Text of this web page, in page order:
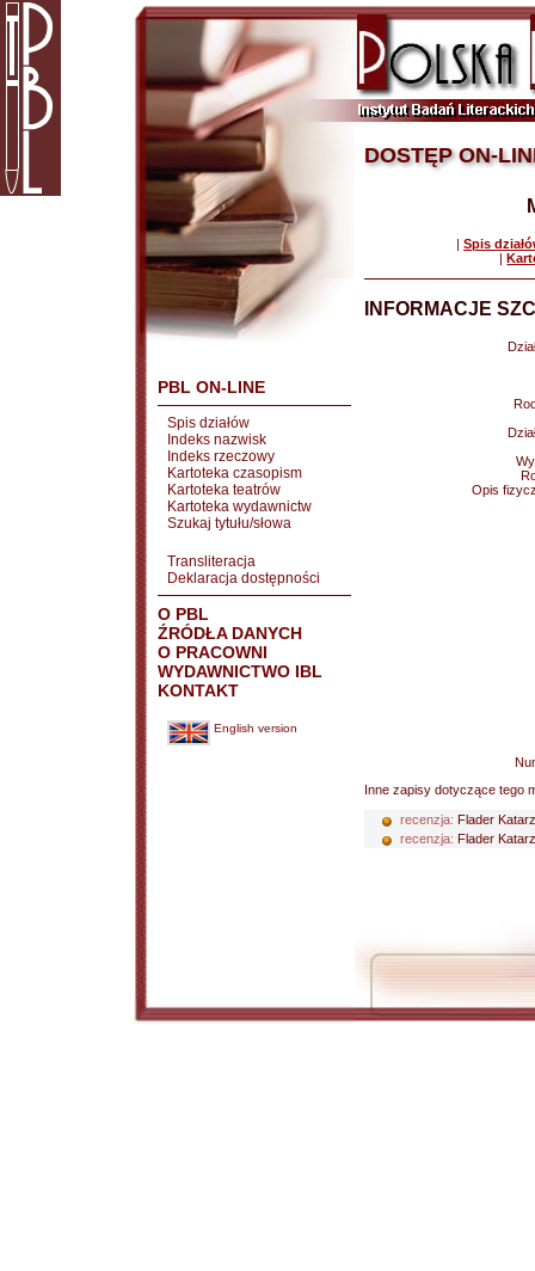
PBL ON-LINE
Spis działów
Indeks nazwisk
Indeks rzeczowy
Kartoteka czasopism
Kartoteka teatrów
Kartoteka wydawnictw
Szukaj tytułu/słowa
Transliteracja
Deklaracja dostępności
O PBL
ŹRÓDŁA DANYCH
O PRACOWNI
WYDAWNICTWO IBL
KONTAKT
English version
DOSTĘP ON-
| Spis
|
INFORMACJE
Opis
Inne zapisy dotyczące tego
recenzja: Flader
recenzja: Flader